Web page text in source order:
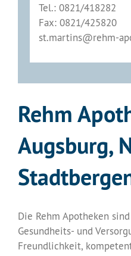
Tel.: 0821/418282
Fax: 0821/425820
st.martins@rehm-
Rehm
Augsburg,
Die Rehm Apotheken
Gesundheits- und
Freundlichkeit,